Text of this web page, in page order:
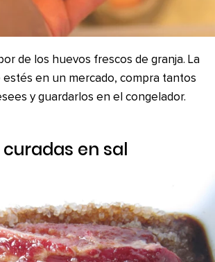
de los huevos frescos de granja. La
estés en un mercado, compra tantos
y guardarlos en el congelador.
curadas en sal